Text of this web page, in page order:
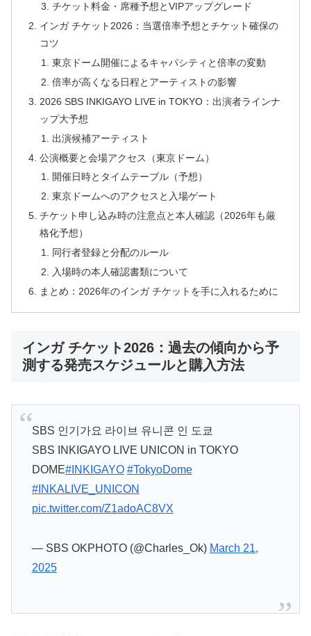
チケット料金・席種予想とVIPアップグレード
インガ チケット2026：当選倍率予想とチケット確保の
コツ
東京ドーム開催によるキャパシティと倍率の変動
倍率が高くなる日程とアーティストの影響
2026 SBS INKIGAYO LIVE in TOKYO：出演者ラインナ
ップ大予想
出演候補アーティスト
公演概要と会場アクセス（東京ドーム）
開催日時とタイムテーブル（予想）
東京ドームへのアクセスと入場ゲート
チケット申し込み時の注意点と本人確認（2026年も厳
格化予想）
同行者登録と分配のルール
入場時の本人確認書類について
まとめ：2026年のインガ チケットを手に入れるために
インガ チケット2026：過去の傾向から予
測する発売スケジュールと購入方法
SBS 인기가요 라이브 유니콘 인 도쿄
SBS INKIGAYO LIVE UNICON in TOKYO
DOME#INKIGAYO #TokyoDome
#INKALIVE_UNICON
pic.twitter.com/Z1adoAC8VX
— SBS OKPHOTO (@Charles_Ok) March 21,
2025